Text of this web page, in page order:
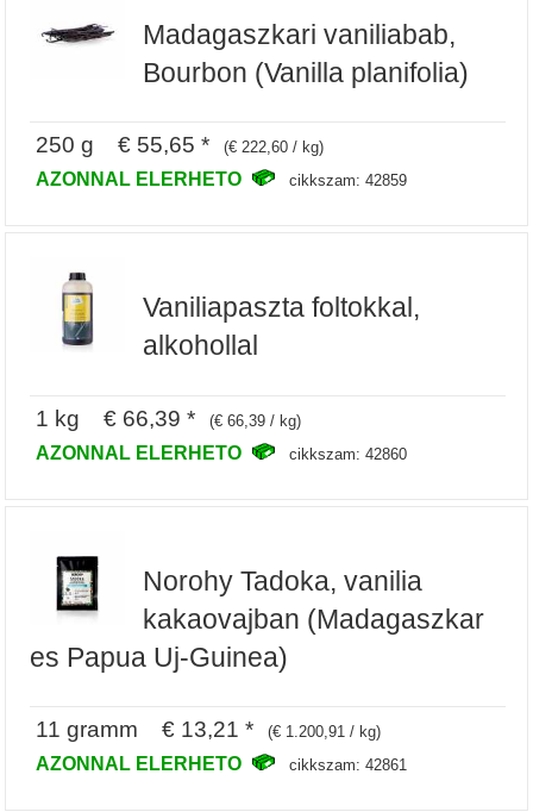
Madagaszkari vaniliabab,
Bourbon (Vanilla planifolia)
250 g € 55,65 * (€ 222,60 / kg)
AZONNAL ELERHETO cikkszam: 42859
Vaniliapaszta foltokkal,
alkohollal
1 kg € 66,39 * (€ 66,39 / kg)
AZONNAL ELERHETO cikkszam: 42860
Norohy Tadoka, vanilia
kakaovajban (Madagaszkar
es Papua Uj-Guinea)
11 gramm € 13,21 * (€ 1.200,91 / kg)
AZONNAL ELERHETO cikkszam: 42861